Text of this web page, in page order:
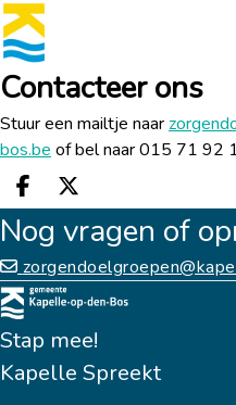
Contacteer ons
Stuur een mailtje naar
bos.be of bel naar 015 71 92
Deel op facebook
Deel op X
Nog vragen of
Stap mee!
Kapelle Spreekt